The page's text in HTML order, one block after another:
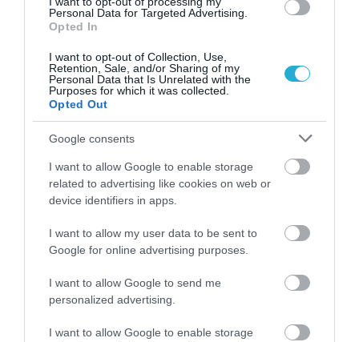
Personal Data for Targeted Advertising.
Opted In
I want to opt-out of Collection, Use,
Retention, Sale, and/or Sharing of my
Personal Data that Is Unrelated with the
Purposes for which it was collected.
Opted Out
Google consents
I want to allow Google to enable storage
related to advertising like cookies on web or
device identifiers in apps.
I want to allow my user data to be sent to
Google for online advertising purposes.
I want to allow Google to send me
personalized advertising.
I want to allow Google to enable storage
04.08.2026
Σκλαβενίτης: Άνοιξε νέο κατάστημα στη
04.08.2026